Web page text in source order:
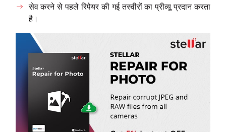
सेव करने से पहले रिपेयर की गई तस्वीरों का प्रीव्यू प्रदान करता
है।